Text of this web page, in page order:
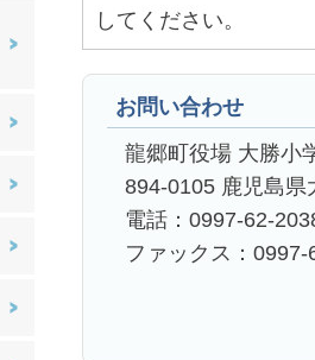
してください。
お問い合わせ
龍郷町役場 大勝小
894-0105 鹿児島県
電話：0997-62-
ファックス：0997-